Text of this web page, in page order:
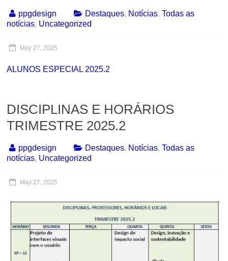
ppgdesign Destaques, Notícias,Todas as
notícias, Uncategorized
May 27, 2025
ALUNOS ESPECIAL 2025.2
DISCIPLINAS E HORÁRIOS
TRIMESTRE 2025.2
ppgdesign Destaques, Notícias,Todas as
notícias, Uncategorized
May 27, 2025